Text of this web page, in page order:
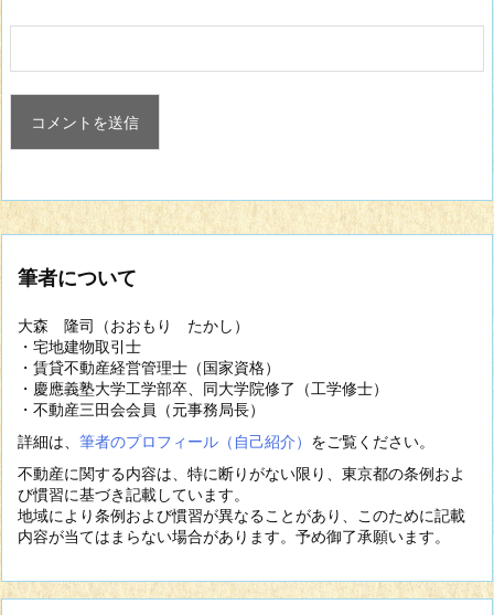
筆者について
大森 隆司（おおもり たかし）
・宅地建物取引士
・賃貸不動産経営管理士（国家資格）
・慶應義塾大学工学部卒、同大学院修了（工学修士）
・不動産三田会会員（元事務局長）
詳細は、 筆者のプロフィール（自己紹介） をご覧ください。
不動産に関する内容は、特に断りがない限り、東京都の条例およ
び慣習に基づき記載しています。
地域により条例および慣習が異なることがあり、このために記載
内容が当てはまらない場合があります。予め御了承願います。